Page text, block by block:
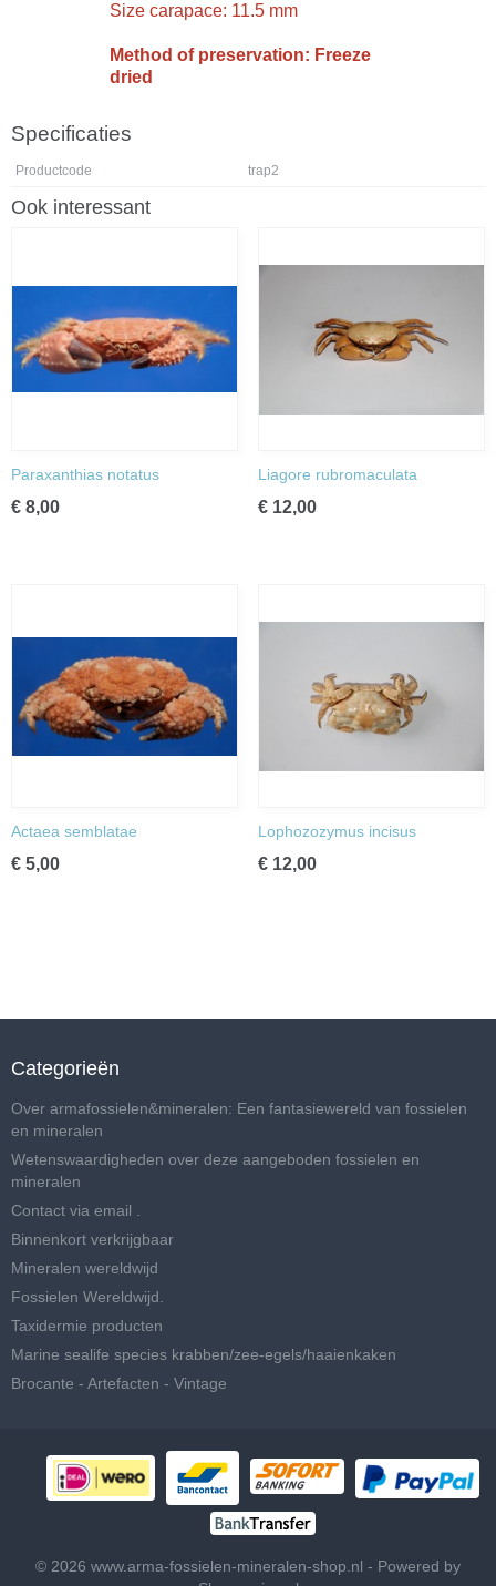
Size carapace: 11.5 mm
Method of preservation: Freeze
dried
Specificaties
Productcode trap2
Ook interessant
Paraxanthias notatus
€ 8,00
Liagore rubromaculata
€ 12,00
Actaea semblatae
€ 5,00
Lophozozymus incisus
€ 12,00
Categorieën
Over armafossielen&mineralen: Een fantasiewereld van fossielen
en mineralen
Wetenswaardigheden over deze aangeboden fossielen en
mineralen
Contact via email .
Binnenkort verkrijgbaar
Mineralen wereldwijd
Fossielen Wereldwijd.
Taxidermie producten
Marine sealife species krabben/zee-egels/haaienkaken
Brocante - Artefacten - Vintage
© 2026 www.arma-fossielen-mineralen-shop.nl - Powered by